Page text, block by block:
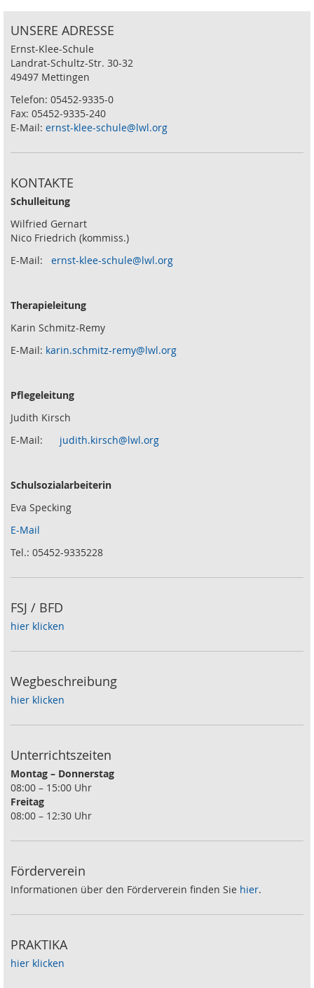
UNSERE ADRESSE
Ernst-Klee-Schule
Landrat-Schultz-Str. 30-32
49497 Mettingen
Telefon: 05452-9335-0
Fax: 05452-9335-240
E-Mail: ernst-klee-schule@lwl.org
KONTAKTE
Schulleitung
Wilfried Gernart
Nico Friedrich (kommiss.)
E-Mail: ernst-klee-schule@lwl.org
Therapieleitung
Karin Schmitz-Remy
E-Mail: karin.schmitz-remy@lwl.org
Pflegeleitung
Judith Kirsch
E-Mail: judith.kirsch@lwl.org
Schulsozialarbeiterin
Eva Specking
E-Mail
Tel.: 05452-9335228
FSJ / BFD
hier klicken
Wegbeschreibung
hier klicken
Unterrichtszeiten
Montag – Donnerstag
08:00 – 15:00 Uhr
Freitag
08:00 – 12:30 Uhr
Förderverein
Informationen über den Förderverein finden Sie hier.
PRAKTIKA
hier klicken